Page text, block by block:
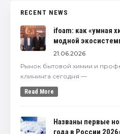
RECENT NEWS
ifoam: как «умная
модной
21.06.2026
Рынок бытовой химии и
клининга сегодня —
Read More
Названы первые
года в России